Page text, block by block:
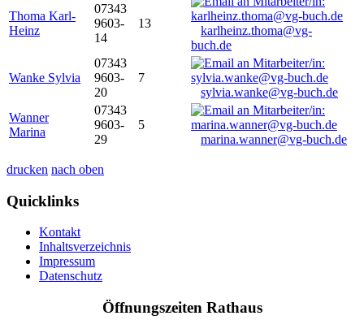
Thoma Karl-
Heinz
07343
9603-
14
13
karlheinz.thoma@vg-
buch.de
Wanke Sylvia
07343
9603-
20
7
sylvia.wanke@vg-buch.de
Wanner
Marina
07343
9603-
29
5
marina.wanner@vg-buch.de
drucken nach oben
Quicklinks
Kontakt
Inhaltsverzeichnis
Impressum
Datenschutz
Öffnungszeiten Rathaus